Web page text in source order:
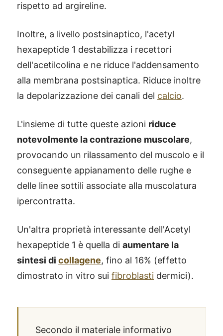
rispetto ad argireline.
Inoltre, a livello postsinaptico, l'acetyl
hexapeptide 1 destabilizza i recettori
dell'acetilcolina e ne riduce l'addensamento
alla membrana postsinaptica. Riduce inoltre
la depolarizzazione dei canali del calcio.
L'insieme di tutte queste azioni riduce
notevolmente la contrazione muscolare,
provocando un rilassamento del muscolo e il
conseguente appianamento delle rughe e
delle linee sottili associate alla muscolatura
ipercontratta.
Un'altra proprietà interessante dell'Acetyl
hexapeptide 1 è quella di aumentare la
sintesi di collagene, fino al 16% (effetto
dimostrato in vitro sui fibroblasti dermici).
Secondo il materiale informativo